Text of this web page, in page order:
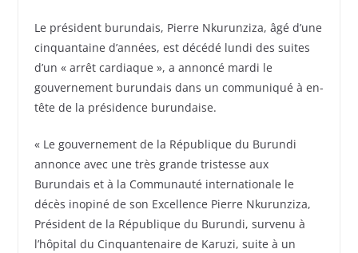
Le président burundais, Pierre Nkurunziza, âgé d’une
cinquantaine d’années, est décédé lundi des suites
d’un « arrêt cardiaque », a annoncé mardi le
gouvernement burundais dans un communiqué à en-
tête de la présidence burundaise.
« Le gouvernement de la République du Burundi
annonce avec une très grande tristesse aux
Burundais et à la Communauté internationale le
décès inopiné de son Excellence Pierre Nkurunziza,
Président de la République du Burundi, survenu à
l’hôpital du Cinquantenaire de Karuzi, suite à un